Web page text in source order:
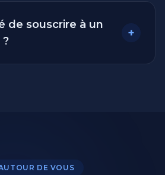
de souscrire à un
+
DE VOUS